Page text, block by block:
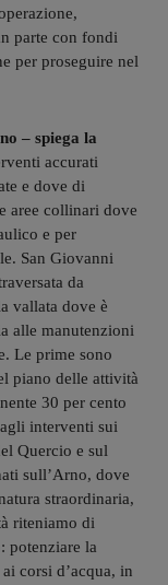
parte con fondi
per proseguire nel
– spiega la
accurati
e dove di
aree collinari dove
e per
San Giovanni
da
vallata dove è
alle manutenzioni
Le prime sono
piano delle attività
30 per cento
interventi sui
Quercio e sul
sull’Arno, dove
straordinaria,
riteniamo di
potenziare la
corsi d’acqua, in